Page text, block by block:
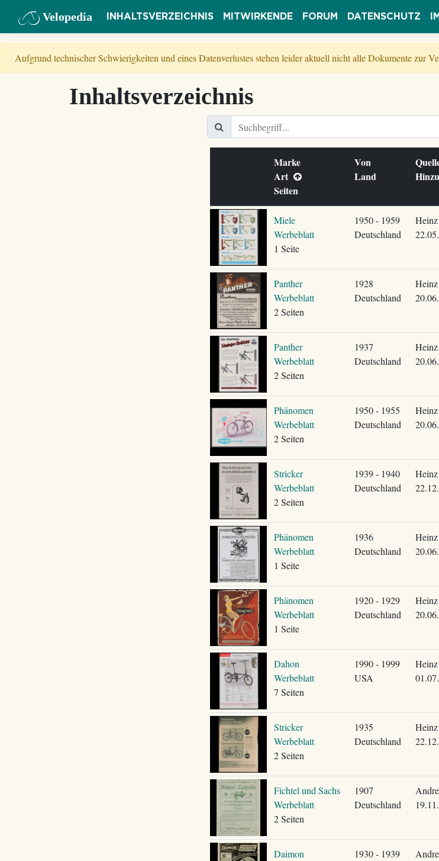
Velopedia INHALTSVERZEICHNIS MITWIRKENDE FORUM DATENSCHUTZ
Aufgrund technischer Schwierigkeiten und eines Datenverlustes stehen leider aktuell nicht alle Dokumente zur
Inhaltsverzeichnis
Marke
Art
Seiten
Von
Land
Miele
Werbeblatt
1 Seite
1950 - 1959
Deutschland
Panther
Werbeblatt
2 Seiten
1928
Deutschland
Panther
Werbeblatt
2 Seiten
1937
Deutschland
Phänomen
Werbeblatt
2 Seiten
1950 - 1955
Deutschland
Stricker
Werbeblatt
2 Seiten
1939 - 1940
Deutschland
Phänomen
Werbeblatt
1 Seite
1936
Deutschland
Phänomen
Werbeblatt
1 Seite
1920 - 1929
Deutschland
Dahon
Werbeblatt
7 Seiten
1990 - 1999
USA
Stricker
Werbeblatt
2 Seiten
1935
Deutschland
Fichtel und Sachs
Werbeblatt
2 Seiten
1907
Deutschland
Daimon
1930 - 1939